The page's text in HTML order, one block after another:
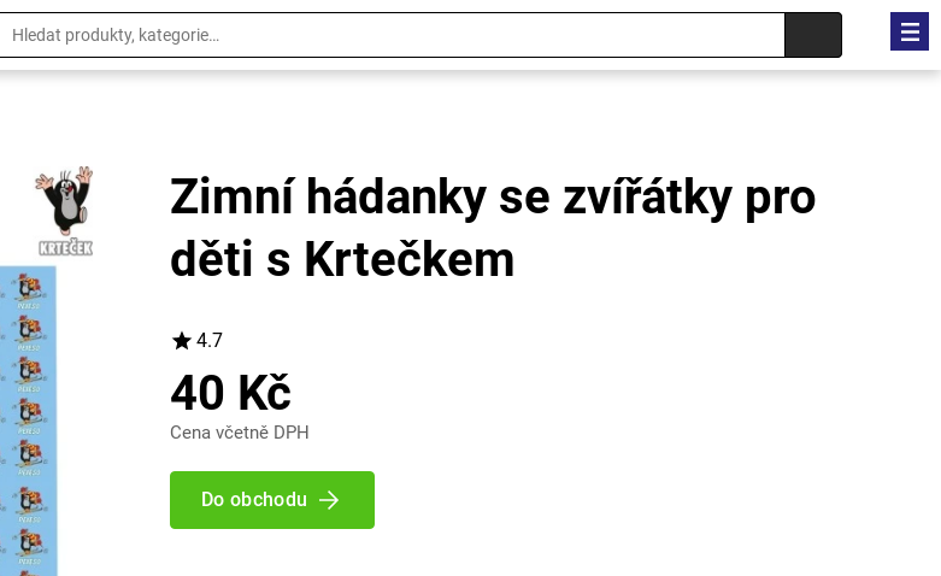
Zimní hádanky se zvířátky pro
děti s Krtečkem
4.7
40 Kč
Cena včetně DPH
Do obchodu